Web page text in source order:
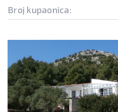
Broj kupaonica: